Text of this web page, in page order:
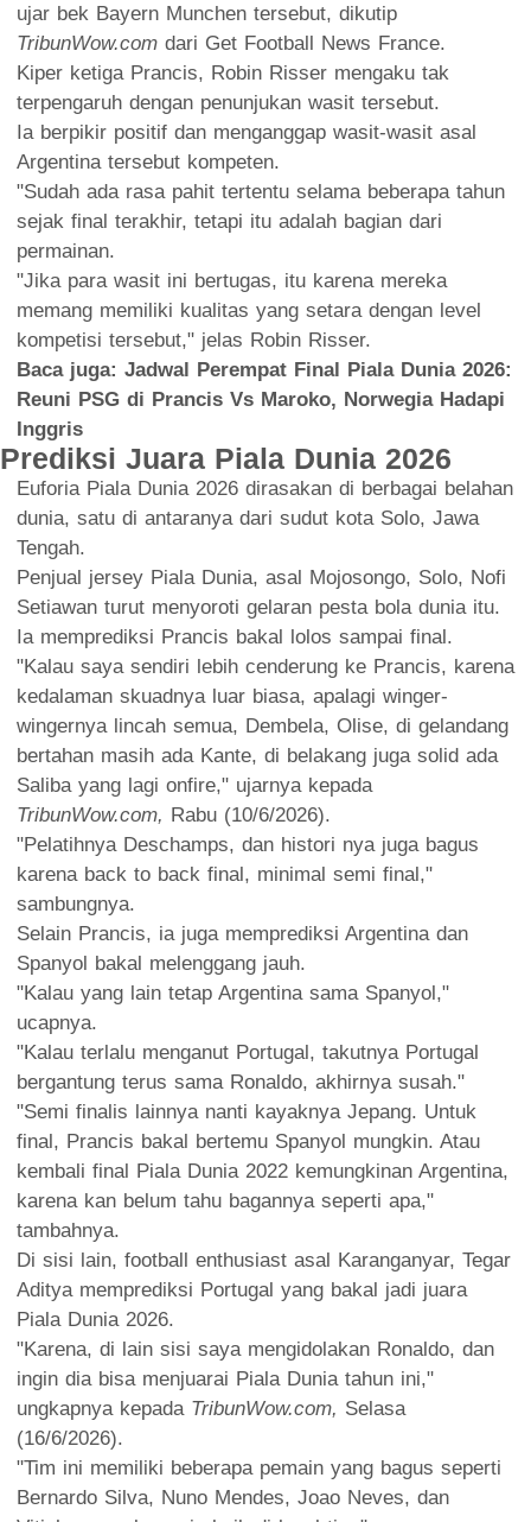
ujar bek Bayern Munchen tersebut, dikutip
TribunWow.com dari Get Football News France.
Kiper ketiga Prancis, Robin Risser mengaku tak
terpengaruh dengan penunjukan wasit tersebut.
Ia berpikir positif dan menganggap wasit-wasit asal
Argentina tersebut kompeten.
"Sudah ada rasa pahit tertentu selama beberapa tahun
sejak final terakhir, tetapi itu adalah bagian dari
permainan.
"Jika para wasit ini bertugas, itu karena mereka
memang memiliki kualitas yang setara dengan level
kompetisi tersebut," jelas Robin Risser.
Baca juga: Jadwal Perempat Final Piala Dunia 2026:
Reuni PSG di Prancis Vs Maroko, Norwegia Hadapi
Inggris
Prediksi Juara Piala Dunia 2026
Euforia Piala Dunia 2026 dirasakan di berbagai belahan
dunia, satu di antaranya dari sudut kota Solo, Jawa
Tengah.
Penjual jersey Piala Dunia, asal Mojosongo, Solo, Nofi
Setiawan turut menyoroti gelaran pesta bola dunia itu.
Ia memprediksi Prancis bakal lolos sampai final.
"Kalau saya sendiri lebih cenderung ke Prancis, karena
kedalaman skuadnya luar biasa, apalagi winger-
wingernya lincah semua, Dembela, Olise, di gelandang
bertahan masih ada Kante, di belakang juga solid ada
Saliba yang lagi onfire," ujarnya kepada
TribunWow.com, Rabu (10/6/2026).
"Pelatihnya Deschamps, dan histori nya juga bagus
karena back to back final, minimal semi final,"
sambungnya.
Selain Prancis, ia juga memprediksi Argentina dan
Spanyol bakal melenggang jauh.
"Kalau yang lain tetap Argentina sama Spanyol,"
ucapnya.
"Kalau terlalu menganut Portugal, takutnya Portugal
bergantung terus sama Ronaldo, akhirnya susah."
"Semi finalis lainnya nanti kayaknya Jepang. Untuk
final, Prancis bakal bertemu Spanyol mungkin. Atau
kembali final Piala Dunia 2022 kemungkinan Argentina,
karena kan belum tahu bagannya seperti apa,"
tambahnya.
Di sisi lain, football enthusiast asal Karanganyar, Tegar
Aditya memprediksi Portugal yang bakal jadi juara
Piala Dunia 2026.
"Karena, di lain sisi saya mengidolakan Ronaldo, dan
ingin dia bisa menjuarai Piala Dunia tahun ini,"
ungkapnya kepada TribunWow.com, Selasa
(16/6/2026).
"Tim ini memiliki beberapa pemain yang bagus seperti
Bernardo Silva, Nuno Mendes, Joao Neves, dan